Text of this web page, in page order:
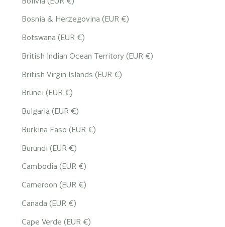
Bosnia & Herzegovina (EUR €)
Botswana (EUR €)
British Indian Ocean Territory (EUR €)
British Virgin Islands (EUR €)
Brunei (EUR €)
Bulgaria (EUR €)
Burkina Faso (EUR €)
Burundi (EUR €)
Cambodia (EUR €)
Cameroon (EUR €)
Canada (EUR €)
Cape Verde (EUR €)